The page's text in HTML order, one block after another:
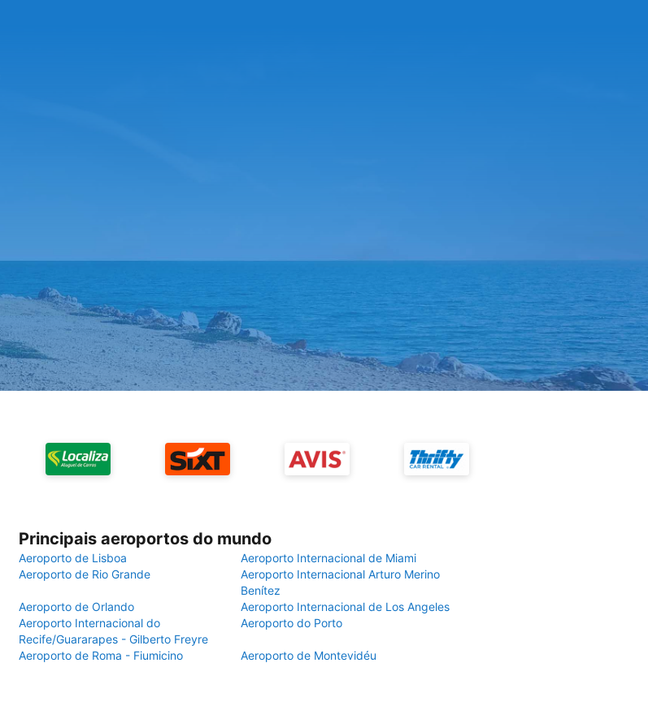
Principais aeroportos do mundo
Aeroporto de Lisboa
Aeroporto Internacional de Miami
Aeroporto de Rio Grande
Aeroporto Internacional Arturo Merino
Benítez
Aeroporto de Orlando
Aeroporto Internacional de Los Angeles
Aeroporto Internacional do
Recife/Guararapes - Gilberto Freyre
Aeroporto do Porto
Aeroporto de Roma - Fiumicino Aeroporto de Montevidéu